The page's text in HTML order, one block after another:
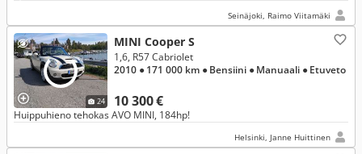
Seinäjoki, Raimo Viitamäki
24
MINI Cooper S
10 300 €
1,6, R57 Cabriolet
2010 ● 171 000 km ● Bensiini ● Manuaali ● Etuveto
Huippuhieno tehokas AVO MINI, 184hp!
Helsinki, Janne Huittinen